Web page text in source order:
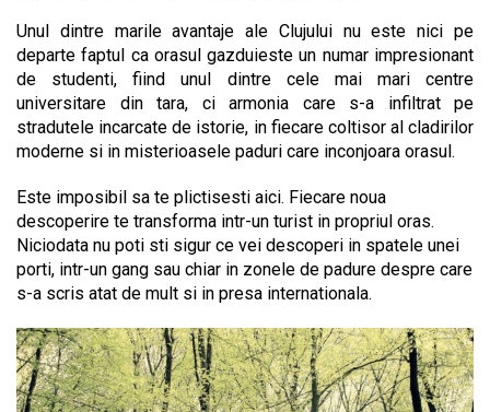
Unul dintre marile avantaje ale Clujului nu este nici pe
departe faptul ca orasul gazduieste un numar impresionant
de studenti, fiind unul dintre cele mai mari centre
universitare din tara, ci armonia care s-a infiltrat pe
stradutele incarcate de istorie, in fiecare coltisor al cladirilor
moderne si in misterioasele paduri care inconjoara orasul.
Este imposibil sa te plictisesti aici. Fiecare noua
descoperire te transforma intr-un turist in propriul oras.
Niciodata nu poti sti sigur ce vei descoperi in spatele unei
porti, intr-un gang sau chiar in zonele de padure despre care
s-a scris atat de mult si in presa internationala.